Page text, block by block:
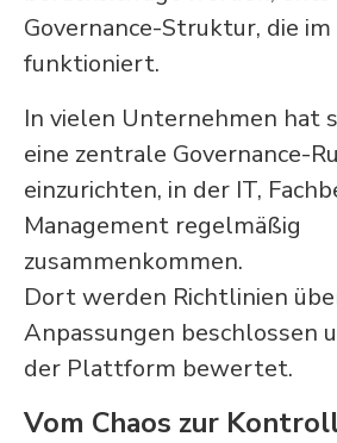
Governance-Struktur, die
funktioniert.
In vielen Unternehmen hat
eine zentrale Governance-
einzurichten, in der IT,
Management regelmäßig
zusammenkommen.
Dort werden Richtlinien
Anpassungen beschlossen
der Plattform bewertet.
Vom Chaos zur